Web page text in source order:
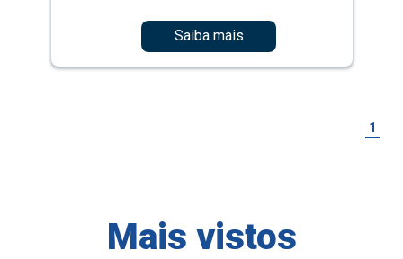
Saiba mais
1
Mais vistos